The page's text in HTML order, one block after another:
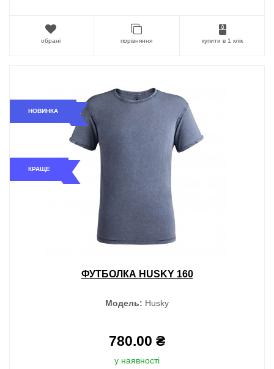
обрані порівняння купити в 1 клік
НОВИНКА
КРАЩЕ
ФУТБОЛКА HUSKY 160
Модель: Husky
780.00 ₴
у наявності